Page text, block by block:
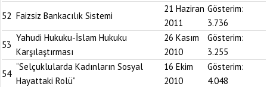
52 Faizsiz Bankacılık Sistemi
21 Haziran
2011
Gösterim:
3.736
53
Yahudi Hukuku-İslam Hukuku
Karşılaştırması
26 Kasım
2010
Gösterim:
3.255
54
“Selçuklularda Kadınların Sosyal
Hayattaki Rolü”
16 Ekim
2010
Gösterim:
4.048